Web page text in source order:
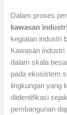
Dalam proses
kawasan industri
kegiatan industri
Kawasan
dalam skala
pada ekosistem
lingkungan yang
diidentifikasi
pembangunan